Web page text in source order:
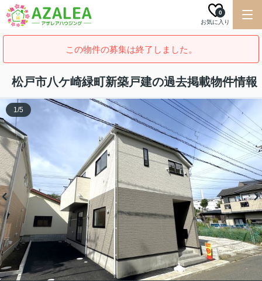
お気に入り
0
この物件の募集は終了しました。
松戸市八ケ崎緑町新築戸建の過去掲載物件情報
1/5